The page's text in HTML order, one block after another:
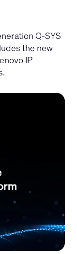
Q-SYS
the new
IP